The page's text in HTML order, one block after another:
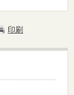
印刷